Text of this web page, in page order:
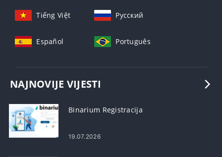
Tiếng Việt Русский
Español Português
NAJNOVIJE VIJESTI
Binarium Registracija
19.07.2026